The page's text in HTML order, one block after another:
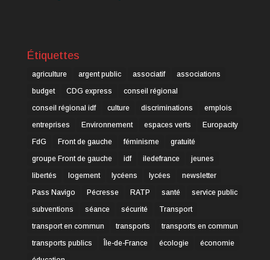
Étiquettes
agriculture argent public associatif
associations
budget
CDG express
conseil régional
conseil régional idf
culture discriminations
emplois
entreprises
Environnement espaces verts
Europacity
FdG
Front de gauche féminisme
gratuité
groupe Front de gauche
idf iledefrance
jeunes
libertés
logement lycéens lycées
newsletter
Pass Navigo
Pécresse RATP santé
service public
subventions
séance sécurité
Transport
transport en commun
transports
transports en commun
transports publics
Île-de-France écologie
économie